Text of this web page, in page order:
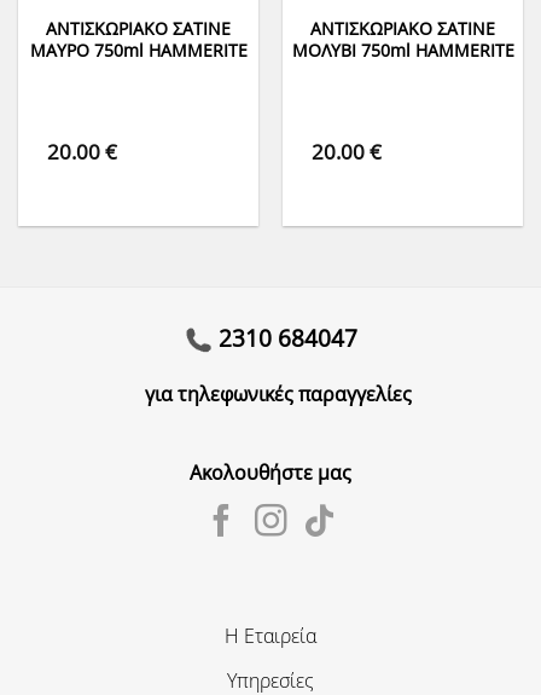
ΑΝΤΙΣΚΩΡΙΑΚΟ ΣΑΤΙΝΕ
ΜΑΥΡΟ 750ml HAMMERITE
20.00€
ΑΝΤΙΣΚΩΡΙΑΚΟ ΣΑΤΙΝΕ
ΜΟΛΥΒΙ 750ml HAMMERITE
20.00€
2310 684047
για τηλεφωνικές παραγγελίες
Ακολουθήστε μας
Η Εταιρεία
Υπηρεσίες